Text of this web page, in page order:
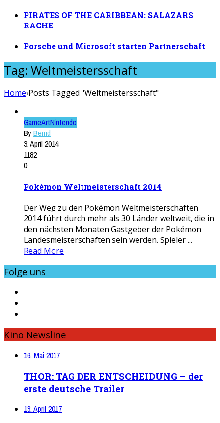
PIRATES OF THE CARIBBEAN: SALAZARS
RACHE
Porsche und Microsoft starten Partnerschaft
Tag: Weltmeistersschaft
Home›Posts Tagged "Weltmeistersschaft"
GameArtNintendo
ByBernd
3. April 2014
1182
0
Pokémon Weltmeisterschaft 2014
Der Weg zu den Pokémon Weltmeisterschaften
2014 führt durch mehr als 30 Länder weltweit, die in
den nächsten Monaten Gastgeber der Pokémon
Landesmeisterschaften sein werden. Spieler ...
Read More
Folge uns
Kino Newsline
16. Mai 2017
THOR: TAG DER ENTSCHEIDUNG – der
erste deutsche Trailer
13. April 2017